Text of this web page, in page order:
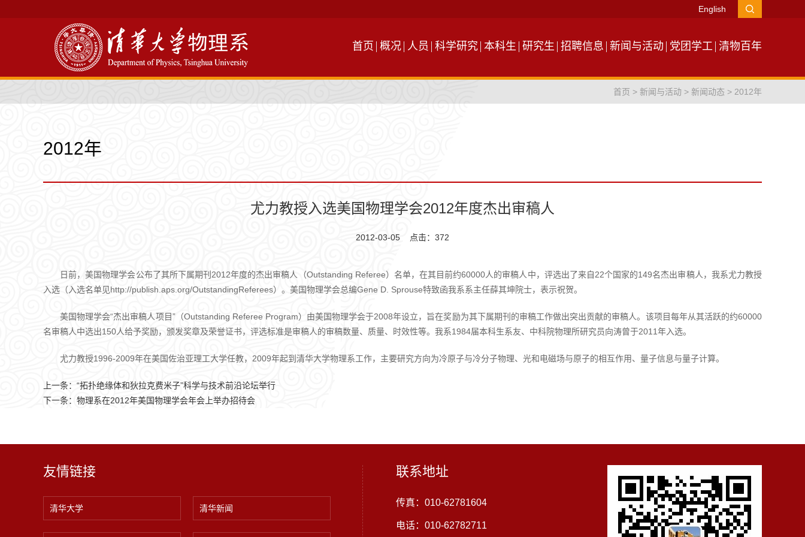
English
首页 概况 人员 科学研究 本科生 研究生 招聘信息 新闻与活动 党团学工 清物百年
首页 > 新闻与活动 > 新闻动态 > 2012年
2012年
尤力教授入选美国物理学会2012年度杰出审稿人
2012-03-05 点击： 372
日前，美国物理学会公布了其所下属期刊2012年度的杰出审稿人（Outstanding Referee）名单，在其目前约60000人的审稿人中，评选出了来自22个国家的149名杰出审稿人，我系尤力教授
入选（入选名单见http://publish.aps.org/OutstandingReferees）。美国物理学会总编Gene D. Sprouse特致函我系系主任薛其坤院士，表示祝贺。
美国物理学会“杰出审稿人项目”（Outstanding Referee Program）由美国物理学会于2008年设立，旨在奖励为其下属期刊的审稿工作做出突出贡献的审稿人。该项目每年从其活跃的约60000
名审稿人中选出150人给予奖励，颁发奖章及荣誉证书，评选标准是审稿人的审稿数量、质量、时效性等。我系1984届本科生系友、中科院物理所研究员向涛曾于2011年入选。
尤力教授1996-2009年在美国佐治亚理工大学任教，2009年起到清华大学物理系工作，主要研究方向为冷原子与冷分子物理、光和电磁场与原子的相互作用、量子信息与量子计算。
上一条： “拓扑绝缘体和狄拉克费米子”科学与技术前沿论坛举行
下一条： 物理系在2012年美国物理学会年会上举办招待会
友情链接
清华大学 清华新闻
联系地址
传真：010-62781604
电话：010-62782711